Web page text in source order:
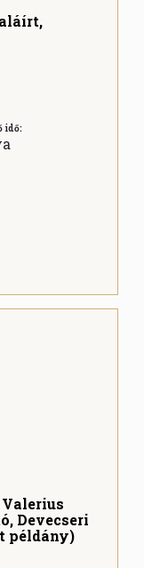
idő:
Devecseri
példány)